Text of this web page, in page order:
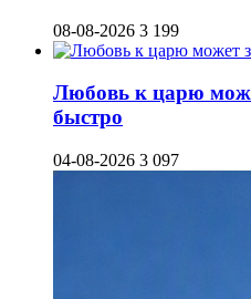
08-08-2026 3 199
Любовь к царю
быстро
04-08-2026 3 097